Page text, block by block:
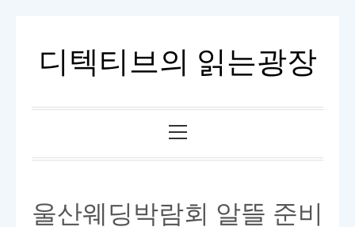
디텍티브의 읽는광장
본
메
울산웨딩박람회 알뜰 준비